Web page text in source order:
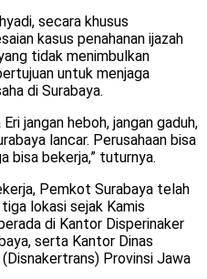
secara khusus
kasus penahanan ijazah
tidak menimbulkan
untuk menjaga
di Surabaya.
jangan heboh, jangan gaduh,
lancar. Perusahaan bisa
bisa bekerja,” tuturnya.
Pemkot Surabaya telah
lokasi sejak Kamis
di Kantor Disperinaker
serta Kantor Dinas
Provinsi Jawa